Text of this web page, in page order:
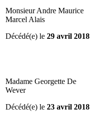
Monsieur Andre Maurice
Marcel Alais
Décédé(e) le 29 avril 2018
Madame Georgette De
Wever
Décédé(e) le 23 avril 2018